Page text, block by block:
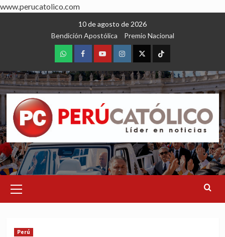
www.perucatolico.com
10 de agosto de 2026
Bendición Apostólica
Premio Nacional
WhatsAppFacebookYoutubeInstagram
X TikTok
Menu
Perú